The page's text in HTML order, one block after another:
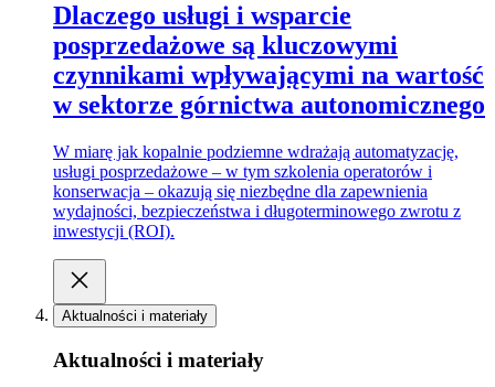
Dlaczego usługi i wsparcie
posprzedażowe są kluczowymi
czynnikami wpływającymi na wartość
w sektorze górnictwa autonomicznego
W miarę jak kopalnie podziemne wdrażają automatyzację,
usługi posprzedażowe – w tym szkolenia operatorów i
konserwacja – okazują się niezbędne dla zapewnienia
wydajności, bezpieczeństwa i długoterminowego zwrotu z
inwestycji (ROI).
Aktualności i materiały
Aktualności i materiały